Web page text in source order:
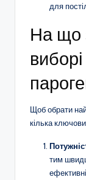
для
На що
Щоб обрати
кілька
тим